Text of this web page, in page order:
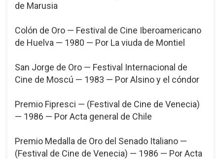
de Marusia
Colón de Oro — Festival de Cine Iberoamericano
de Huelva — 1980 — Por La viuda de Montiel
San Jorge de Oro — Festival Internacional de
Cine de Moscú — 1983 — Por Alsino y el cóndor
Premio Fipresci — (Festival de Cine de Venecia)
— 1986 — Por Acta general de Chile
Premio Medalla de Oro del Senado Italiano —
(Festival de Cine de Venecia) — 1986 — Por Acta